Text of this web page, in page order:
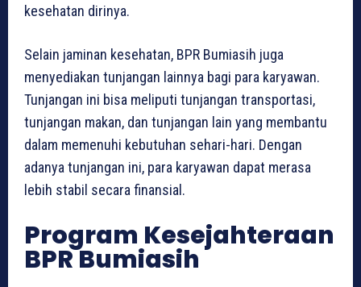
kesehatan dirinya.
Selain jaminan kesehatan, BPR Bumiasih juga
menyediakan tunjangan lainnya bagi para karyawan.
Tunjangan ini bisa meliputi tunjangan transportasi,
tunjangan makan, dan tunjangan lain yang membantu
dalam memenuhi kebutuhan sehari-hari. Dengan
adanya tunjangan ini, para karyawan dapat merasa
lebih stabil secara finansial.
Program Kesejahteraan
BPR Bumiasih